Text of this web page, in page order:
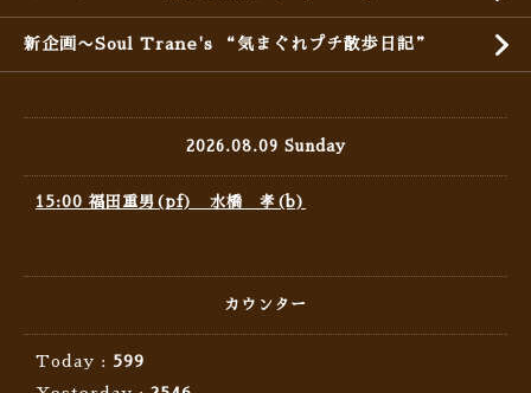
新企画〜Soul Trane's “気まぐれプチ散歩日記”
2026.08.09 Sunday
15:00 福田重男(pf) 水橋 孝(b)
カウンター
Today : 599